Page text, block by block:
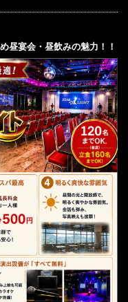
昼宴会・昼飲みの魅力！！